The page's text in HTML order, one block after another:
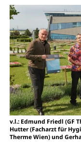
v.l.: Edmund Friedl (GF
Hutter (Facharzt für
Therme Wien) und